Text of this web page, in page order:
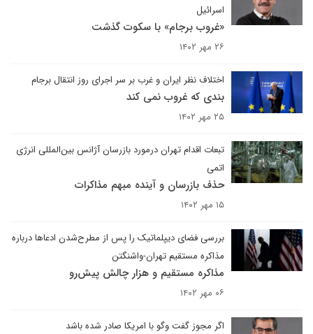
اسرائیل
«غروب برجام» با سکوت گذشت
۲۶ مهر ۱۴۰۲
اختلاف نظر ایران و غرب بر سر اجرای روز انتقال برجام
بندی که غروب نمی کند
۲۵ مهر ۱۴۰۲
تبعات اقدام تهران درمورد بازرسان آژانس بین‌المللی انرژی
اتمی
حذف بازرسان و آینده مبهم مذاکرات
۱۵ مهر ۱۴۰۲
بررسی فضای دیپلماتیک را پس از مطرح‌شدن ادعاها درباره
مذاکره مستقیم تهران-واشنگتن
مذاکره مستقیم و هزار چالش پیش‌رو
۰۶ مهر ۱۴۰۲
اگر مجوز گفت وگو با امریکا صادر شده باشد